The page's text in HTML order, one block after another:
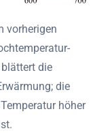
vorherigen
die
die
höher